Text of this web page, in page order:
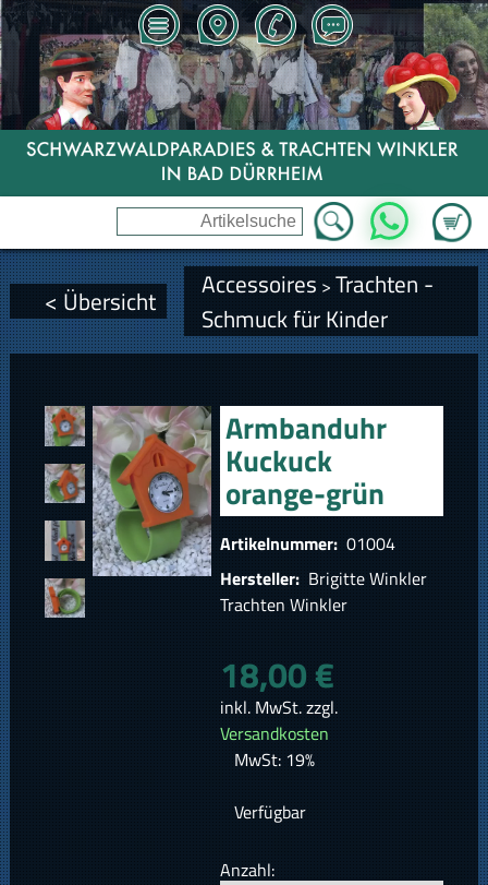
Zum
WhatsApp
< Übersicht Accessoires > Trachten -
Schmuck für Kinder
Armbanduhr
Kuckuck
orange-grün
Artikelnummer: 01004
Hersteller: Brigitte Winkler
Trachten Winkler
18,00 €
inkl. MwSt. zzgl.
Versandkosten
MwSt: 19%
Verfügbar
Anzahl: